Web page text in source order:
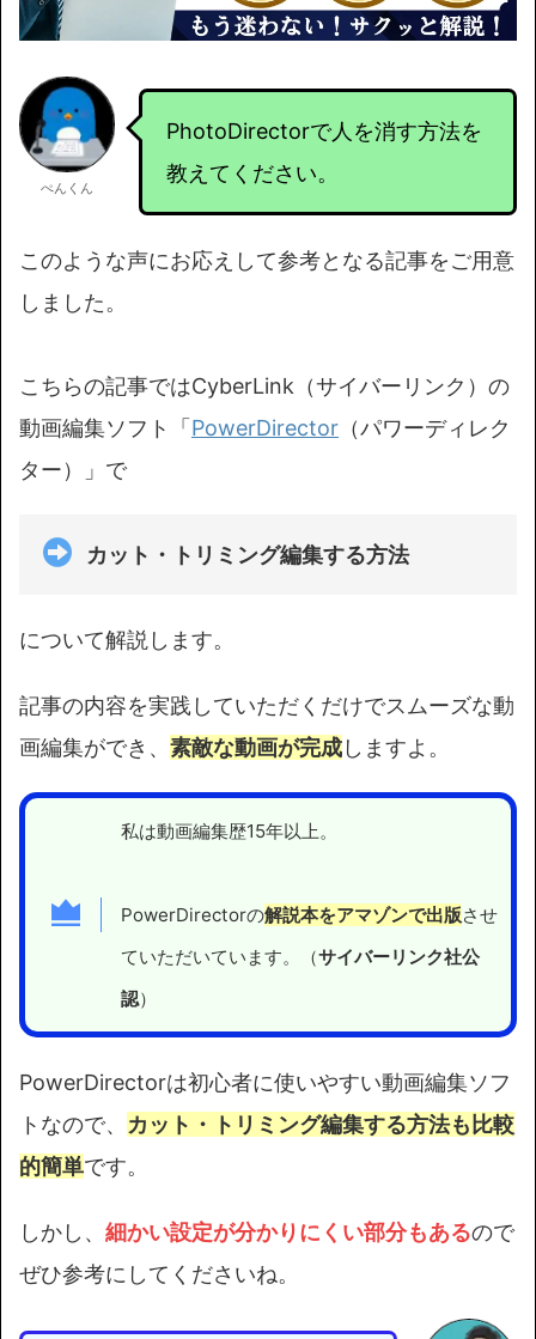
ぺんくん
PhotoDirectorで人を消す方法を
教えてください。
このような声にお応えして参考となる記事をご用意
しました。
こちらの記事ではCyberLink（サイバーリンク）の
動画編集ソフト「 PowerDirector （パワーディレク
ター）」で
カット・トリミング編集する方法
について解説します。
記事の内容を実践していただくだけでスムーズな動
画編集ができ、 素敵な動画が完成しますよ。
私は動画編集歴15年以上。
PowerDirectorの解説本をアマゾンで出版させ
ていただいています。（サイバーリンク社公
認）
PowerDirectorは初心者に使いやすい動画編集ソフ
トなので、 カット・トリミング編集する方法も比較
的簡単です。
しかし、 細かい設定が分かりにくい部分もあるので
ぜひ参考にしてくださいね。